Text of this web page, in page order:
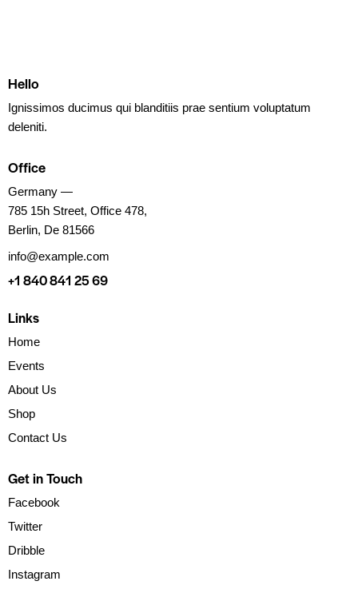
Hello
Ignissimos ducimus qui blanditiis prae sentium voluptatum
deleniti.
Office
Germany —
785 15h Street, Office 478,
Berlin, De 81566
info@example.com
+1 840 841 25 69
Links
Home
Events
About Us
Shop
Contact Us
Get in Touch
Facebook
Twitter
Dribble
Instagram